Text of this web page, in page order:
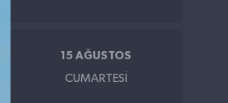
15 AĞUSTOS
CUMARTESI